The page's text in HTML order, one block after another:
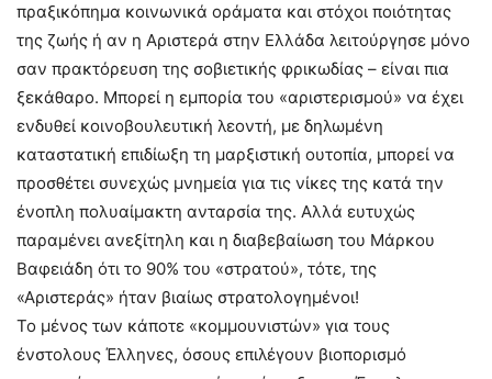
πραξικόπημα κοινωνικά οράματα και στόχοι ποιότητας
της ζωής ή αν η Αριστερά στην Ελλάδα λειτούργησε μόνο
σαν πρακτόρευση της σοβιετικής φρικωδίας – είναι πια
ξεκάθαρο. Μπορεί η εμπορία του «αριστερισμού» να έχει
ενδυθεί κοινοβουλευτική λεοντή, με δηλωμένη
καταστατική επιδίωξη τη μαρξιστική ουτοπία, μπορεί να
προσθέτει συνεχώς μνημεία για τις νίκες της κατά την
ένοπλη πολυαίμακτη ανταρσία της. Αλλά ευτυχώς
παραμένει ανεξίτηλη και η διαβεβαίωση του Μάρκου
Βαφειάδη ότι το 90% του «στρατού», τότε, της
«Αριστεράς» ήταν βιαίως στρατολογημένοι!
Το μένος των κάποτε «κομμουνιστών» για τους
ένστολους Έλληνες, όσους επιλέγουν βιοπορισμό